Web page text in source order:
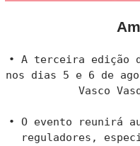
• A terceira edição
nos dias 5 e 6 de
Vasco
• O evento reunirá
reguladores,